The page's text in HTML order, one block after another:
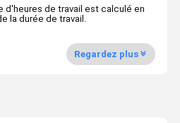
d'heures de travail est calculé en
la durée de travail.
Regardez plus